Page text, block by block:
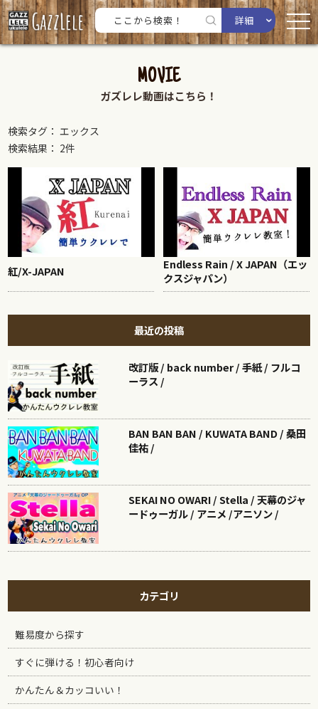
詳細
MOVIE
ガズレレ動画はこちら！
検索タグ： エックス
検索結果： 2件
紅/X-JAPAN
Endless Rain / X JAPAN（エッ
クスジャパン）
最近の投稿
改訂版 / back number / 手紙 / フルコ
ーラス /
BAN BAN BAN / KUWATA BAND / 桑田
佳祐 /
SEKAI NO OWARI / Stella / 天幕のジャ
ードゥーガル / アニメ /アニソン /
カテゴリ
難易度から探す
すぐに弾ける！初心者向け
かんたん＆カッコいい！